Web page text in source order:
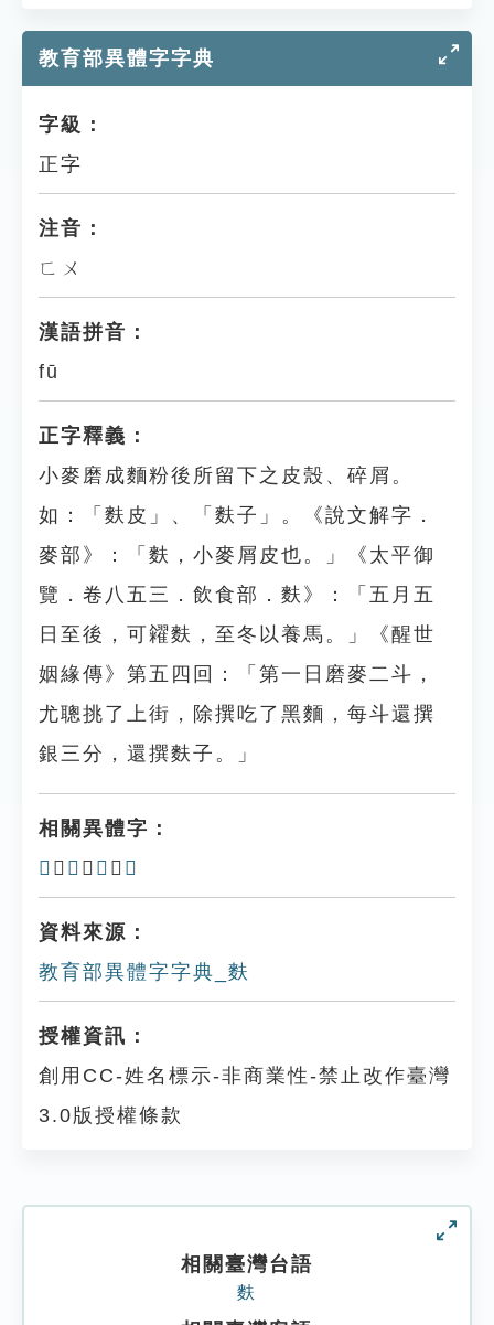
教育部異體字字典
字級：
正字
注音：
ㄈㄨ
漢語拼音：
fū
正字釋義：
小麥磨成麵粉後所留下之皮殼、碎屑。
如：「麩皮」、「麩子」。《說文解字．
麥部》：「麩，小麥屑皮也。」《太平御
覽．卷八五三．飲食部．麩》：「五月五
日至後，可糴麩，至冬以養馬。」《醒世
姻緣傳》第五四回：「第一日磨麥二斗，
尤聰挑了上街，除撰吃了黑麵，每斗還撰
銀三分，還撰麩子。」
相關異體字：
𪌻 、 麬 、 麱 、 䴸
資料來源：
教育部異體字字典_麩
授權資訊：
創用CC-姓名標示-非商業性-禁止改作臺灣
3.0版授權條款
相關臺灣台語
麩